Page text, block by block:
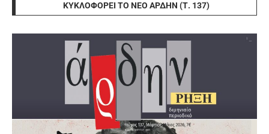
ΚΥΚΛΟΦΟΡΕΊ ΤΟ ΝΈΟ ΆΡΔΗΝ (Τ. 137)